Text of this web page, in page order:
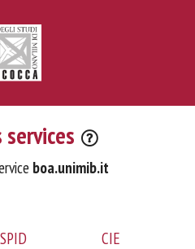
services
boa.unimib.it
SPID CIE